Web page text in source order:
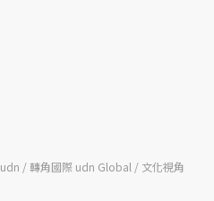
udn 轉角國際 udn Global 文化視角